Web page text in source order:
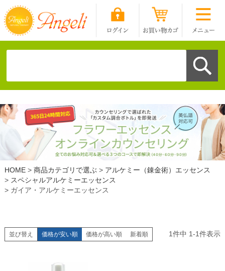
HOME 商品カテゴリで選ぶ
アルケミー（錬金術）エッセンス
スペシャルアルケミーエッセンス
ガイア・アルケミーエッセンス
並び替え 価格が安い順 価格が高い順 新着順 1件中 1-1件表示